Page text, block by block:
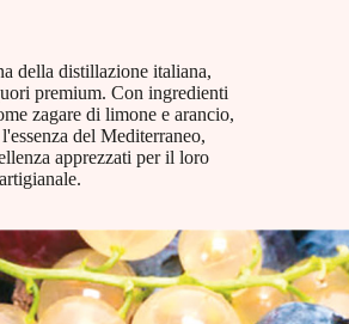
della distillazione italiana,
premium. Con ingredienti
zagare di limone e arancio,
del Mediterraneo,
apprezzati per il loro